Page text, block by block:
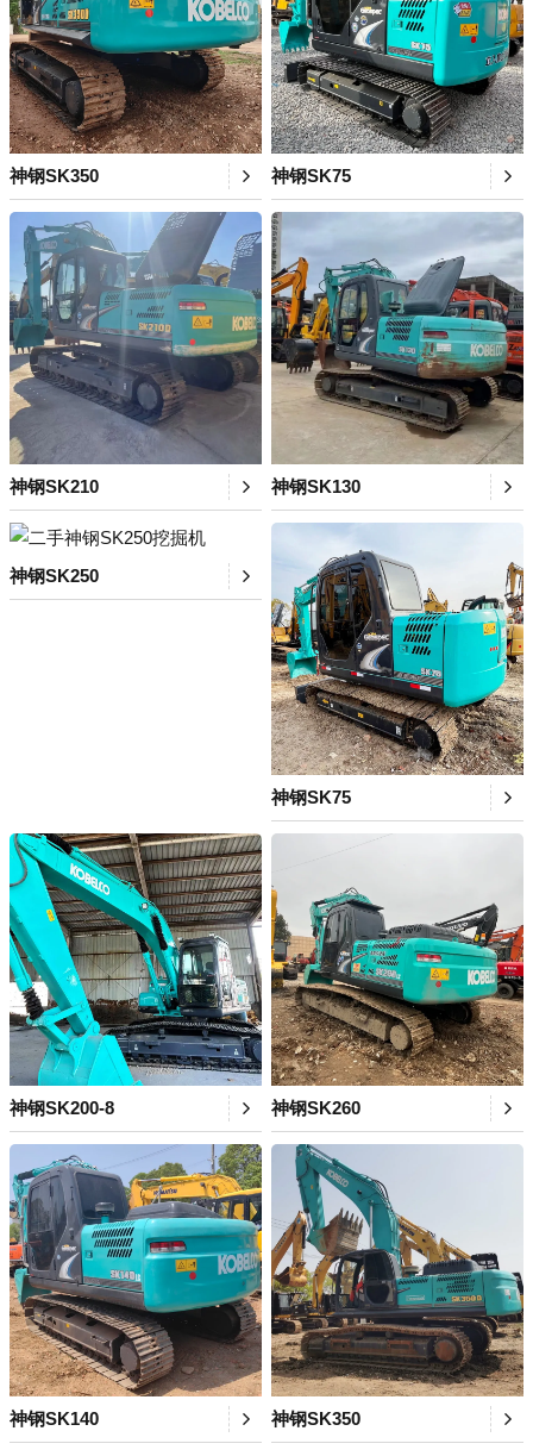
神钢SK350 神钢SK75
神钢SK210 神钢SK130
神钢SK250
神钢SK75
神钢SK200-8 神钢SK260
神钢SK140 神钢SK350